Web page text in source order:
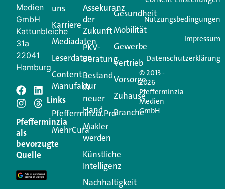
Login.
Jetzt anmelden
Schreiben Sie einen
Kommentar
Ihre E-Mail-Adresse wird nicht veröffentlicht.
Erforderliche Felder sind mit
Kommentar
Medien
GmbH
Kattunbleiche
31a
22041
Hamburg
Pfefferminzia
als
bevorzugte
Quelle
uns
Karriere
Mediadaten
Leserdaten
Content
Manufaktur
Links
Pfefferminzia.Pro
MehrCura
Assekuranz
der
Zukunft
PKV-
Beratung
Bestand
in
neuer
Hand
Makler
werden
Künstliche
Intelligenz
Nachhaltigkeit
Gesundheit
Mobilität
Gewerbe
Vertrieb
Vorsorge
Zuhause
Branche
© 2013 -
2026
Pfefferminzia
Medien
GmbH
Nutzungsbedingungen
Impressum
Datenschutzerklärung